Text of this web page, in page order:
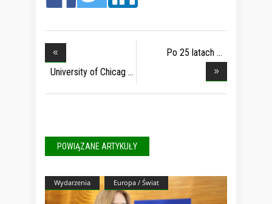
University of Chicag
Po 25 latach
POWIĄZANE ARTYKUŁY
Wydarzenia Europa / Świat